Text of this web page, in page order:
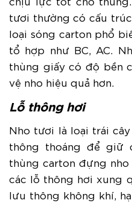
tươi thường có cấu
loại sóng carton phổ
tổ hợp như BC, AC.
thùng giấy có độ bền
vệ nho hiệu quả hơn.
Lỗ thông hơi
Nho tươi là loại trái
thông thoáng để giữ
thùng carton đựng
các lỗ thông hơi xung
lưu thông không khí,